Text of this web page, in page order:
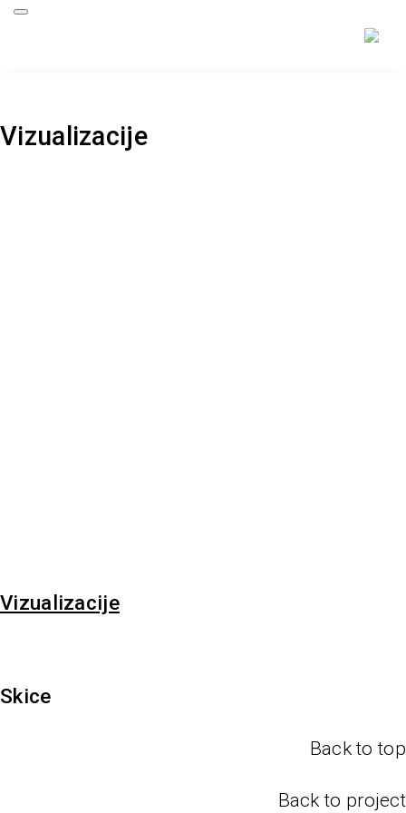
Vizualizacije
Vizualizacije
Skice
Back to top
Back to project